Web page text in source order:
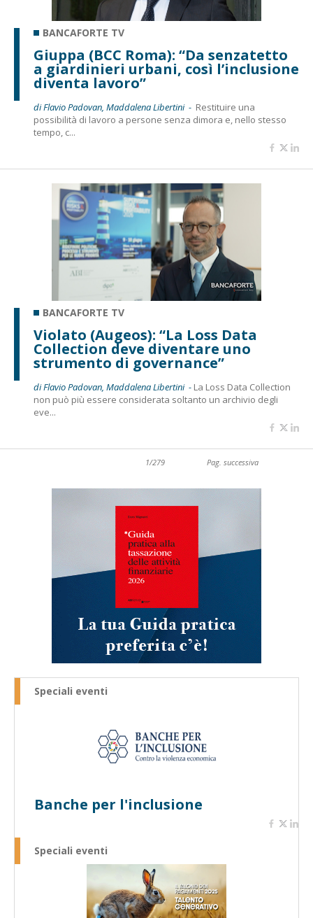
BANCAFORTE TV
Giuppa (BCC Roma): “Da senzatetto
a giardinieri urbani, così l’inclusione
diventa lavoro”
di Flavio Padovan, Maddalena Libertini - Restituire una
possibilità di lavoro a persone senza dimora e, nello stesso
tempo, c...
BANCAFORTE TV
Violato (Augeos): “La Loss Data
Collection deve diventare uno
strumento di governance”
di Flavio Padovan, Maddalena Libertini - La Loss Data Collection
non può più essere considerata soltanto un archivio degli
eve...
1/279 Pag. successiva
Speciali eventi
Banche per l'inclusione
Speciali eventi